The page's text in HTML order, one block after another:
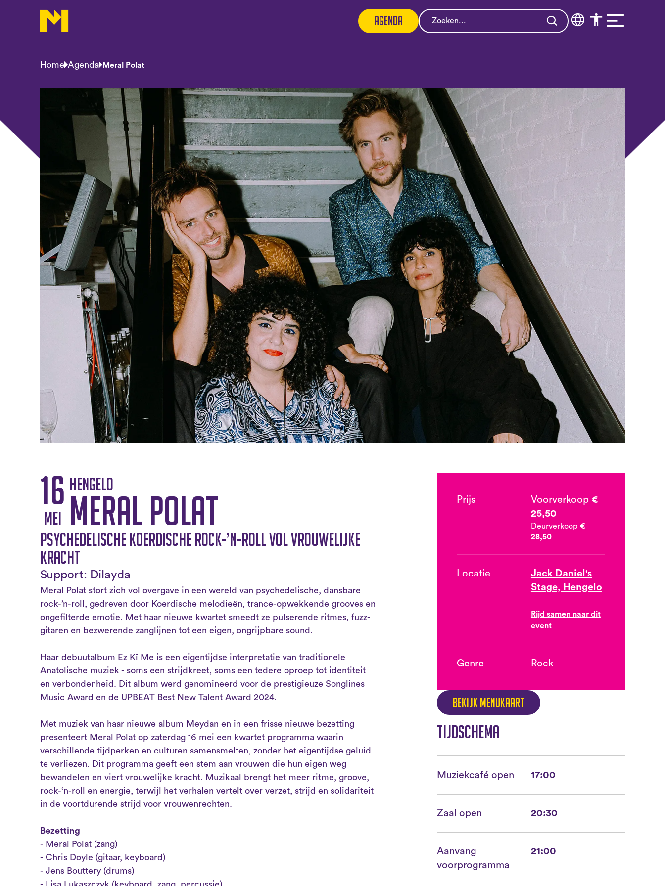
Agenda
Home Agenda Meral Polat
16
mei
Hengelo
Meral Polat
Psychedelische Koerdische rock-’n-roll vol vrouwelijke
kracht
Support: Dilayda
Meral Polat stort zich vol overgave in een wereld van psychedelische, dansbare
rock-’n-roll, gedreven door Koerdische melodieën, trance-opwekkende grooves en
ongefilterde emotie. Met haar nieuwe kwartet smeedt ze pulserende ritmes, fuzz-
gitaren en bezwerende zanglijnen tot een eigen, ongrijpbare sound.
Haar debuutalbum Ez Kî Me is een eigentijdse interpretatie van traditionele
Anatolische muziek - soms een strijdkreet, soms een tedere oproep tot identiteit
en verbondenheid. Dit album werd genomineerd voor de prestigieuze Songlines
Music Award en de UPBEAT Best New Talent Award 2024.
Met muziek van haar nieuwe album Meydan en in een frisse nieuwe bezetting
presenteert Meral Polat op zaterdag 16 mei een kwartet programma waarin
verschillende tijdperken en culturen samensmelten, zonder het eigentijdse geluid
te verliezen. Dit programma geeft een stem aan vrouwen die hun eigen weg
bewandelen en viert vrouwelijke kracht. Muzikaal brengt het meer ritme, groove,
rock-‘n-roll en energie, terwijl het verhalen vertelt over verzet, strijd en solidariteit
in de voortdurende strijd voor vrouwenrechten.
Bezetting
- Meral Polat (zang)
- Chris Doyle (gitaar, keyboard)
- Jens Bouttery (drums)
- Lisa Lukaszczyk (keyboard, zang, percussie)
Prijs Voorverkoop €
25,50
Deurverkoop €
28,50
Locatie
Jack Daniel's
Stage, Hengelo
Rijd samen naar dit
event
Genre Rock
Bekijk menukaart
Tijdschema
Muziekcafé open 17:00
Zaal open 20:30
Aanvang
voorprogramma
21:00